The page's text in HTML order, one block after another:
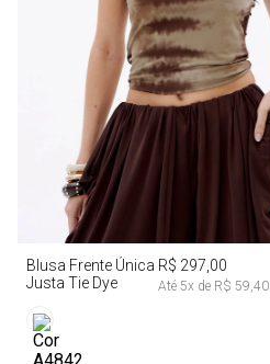
PP G
Blusa Frente Única
Justa Tie Dye
R$ 297,00
Até 5x de R$ 59,40